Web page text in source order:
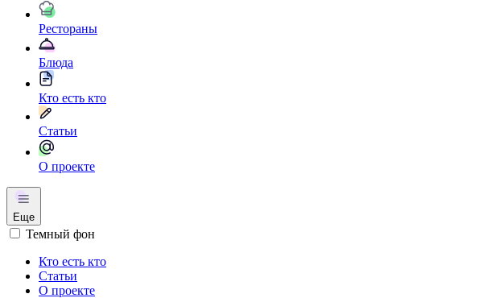
Рестораны
Блюда
Кто есть кто
Статьи
О проекте
Еще
Темный фон
Кто есть кто
Статьи
О проекте